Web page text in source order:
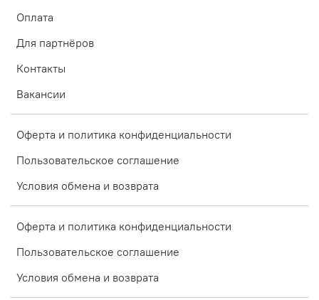
Оплата
Для партнёров
Контакты
Вакансии
Оферта и политика конфиденциальности
Пользовательское соглашение
Условия обмена и возврата
Оферта и политика конфиденциальности
Пользовательское соглашение
Условия обмена и возврата